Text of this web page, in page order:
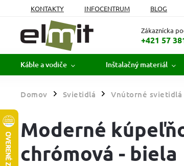
KONTAKTY INFOCENTRUM BLOG
MOJA OBJEDNÁVKA
Zákaznícka
+421 57
Káble a vodiče Inštalačný materiál
Domov / Svietidlá / Vnútorné svietidlá
Moderné
chrómová - biela